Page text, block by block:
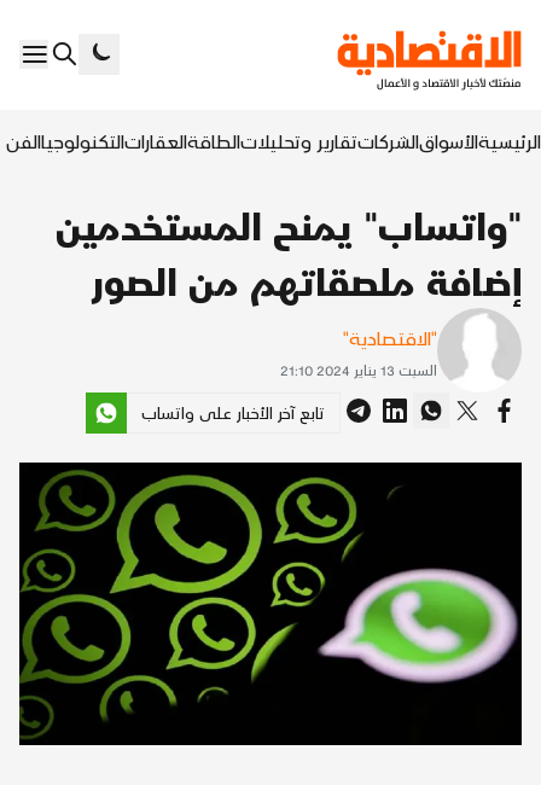
الرئيسيةالأسواقالشركاتتقارير وتحليلاتالطاقةالعقاراتالتكنولوجياالفن
"واتساب" يمنح المستخدمين
إضافة ملصقاتهم من الصور
"الاقتصادية"
السبت 13 يناير 2024 21:10
تابع آخر الأخبار على واتساب